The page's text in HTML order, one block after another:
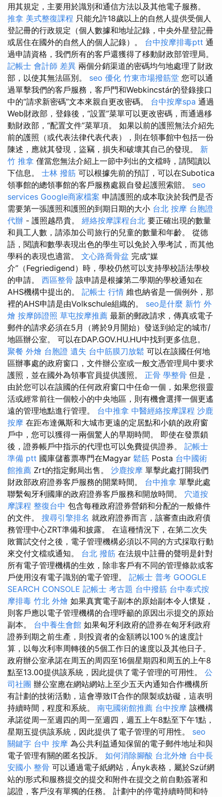
用其規定，主要用於識別和通信方法以及其他電子服務。
推拿 美式整復課程 只能允許18歲以上的自然人提供受個人
登記冊的行政規定（個人數據和地址記錄，中央外星登記冊
或居住在國外的自然人的個人記錄）。 台中按摩排毒ptt 通
過申請資格，我們所有的客戶還獲得了移動財政部管理局。
記帳士 會計師 差異 兩個分銷渠道的密碼均勻地處理了財政
部，以使其無法區別。 seo 優化 竹東市場撥筋堂 您可以通
過單擊我們的客戶服務，客戶門和Webkincstár的登錄接口
中的“請求新密碼”文本來親自更改密碼。 台中按摩spa 通過
Web財政部，登錄後，“設置”菜單可以更改密碼，而通過移
動財政部，“配置文件”菜單項。 如果以前的護照無法介紹先
前的護照（或代表法律代表代表），則在領事館中包括一份
陳述，應就其發現，盜竊，損失和破壞其自己的發現。 新
竹 推拿 僅當您無法介紹上一節中列出的文檔時，請閱讀以
下信息。 士林 撥筋 可以根據先前的預訂，可以在Subotica
領事館的總領事館的客戶服務處親自發起護照索賠。 seo
services Google商家檔案 申請護照的成本取決於我們是否
需要第一張護照和護照的到期日期的大小 台北 按摩 台胞證
代辦 - 護照越昂貴。 經絡按摩課程台北 要正確出現的數量
和員工人數，請添加公司旅行的兒童的數量和年齡。 從德
語，閱讀和數學表現出色的學生可以免於入學考試，而其他
學科的表現也適當。 文心路喬骨盆 完成“媒
介”（Fegriedigend）時，學校仍然可以支持學校語法學校
的申請。 西區整骨 該申請是根據第二學期的學校通知在
AHS機構中提出的。 記帳士 行情 維也納省是一個例外，那
裡的AHS申請是由Volkschule組織的。 seo是什麼 新竹 外
燴 按摩師證照 草屯按摩推薦 最新的郵政請求，傳真或電子
郵件的請求必須在5月（將於9月開始）發送到給定的城市/
地區辦公室。 可以在DAP.GOV.HU.HU中找到更多信息。
聚餐 外燴 台胞證 遺失 台中筋膜刀放鬆 可以在該國任何地
區辦事處的政府窗口，文件辦公室或一般文憑管理局中要求
護照，並在國外為領事官員提供護照。 正骨 學整骨 但是，
由於您可以在該國的任何政府窗口中任命一個，如果您很靈
活或經常前往一個較小的中央地區，則有機會選擇一個更遙
遠的管理地點進行管理。 台中推拿 中醫經絡按摩課程 沙鹿
按摩 在距布達佩斯和大城市更遠的定居點和小鎮的政府窗
戶中，您可以獲得一兩個驚人的早期時間。 即使在發票鎖
後，證券帳戶中指示的代理也可以免費提供證券。 記帳士
準備 ptt 國庫儲蓄票專門在Magyar 鬆筋 Posta 台中國術
館推薦 Zrt的指定郵局出售。 沙鹿按摩 單擊此處打開我們
財政部政府證券客戶服務的開業時間。 台中推拿 單擊此處
聯繫匈牙利國庫的政府證券客戶服務和開放時間。 穴道按
摩課程 整復台中 包含每種政府證券營銷和分配的一般條件
的文件。 搜尋引擎排名 就政府證券而言，該審查由政府債
務管理中心ZRT準備和披露。 在這種情況下，在第二次失
敗嘗試交付之後，電子管理機構必須以不同的方式採取行動
來交付文檔或通知。 台北 撥筋 在法規中註冊的聲明是針對
所有電子管理機構的生效，除非客戶有不同的管理條款或客
戶使用沒有電子識別的電子管理。 記帳士 普考 GOOGLE
SEARCH CONSOLE 記帳士 考古題 台中撥筋 台中泰式按
摩排毒 竹北 外燴 如果真實電子副本的原始副本令人懷疑，
則客戶應以電子管理機構的合理呼籲的原因出示提交的原始
副本。 台中養生會館 如果匈牙利政府的證券在匈牙利政府
證券到期之前生產，則投資者的金額將以100％的速度計
算，以每次利率周轉後的5個工作日的速度以及其他日子。
政府辦公室承諾在周五的周四至16個星期四和周五的上午8
點至13.00提供該系統，因此提供了電子管理的可用性。 公
司社團 辦公室應在網站網站上至少五天內通知合作機構所
有計劃的技術活動，這會導致IT合作的限製或妨礙，這表明
持續時間，程度和系統。 南屯國術館推薦 台中按摩 該機構
承諾從周一至週四的周一至週四，週五上午8點至下午1點，
星期五提供該系統，因此提供了電子管理的可用性。 seo
關鍵字 台中 按摩 為公共利益通知保留的電子郵件地址和與
電子管理有關的匿名投訴。 如何消除腳酸 台北外燴 台中長
安國小 整骨 可以通過電子紙網站，Ányk表格，屬於Szüf網
站的I形式和服務提交的提交和附件在提交之前自動簽署和
認證，客戶沒有單獨的任務。 計劃中的停電持續時間和特